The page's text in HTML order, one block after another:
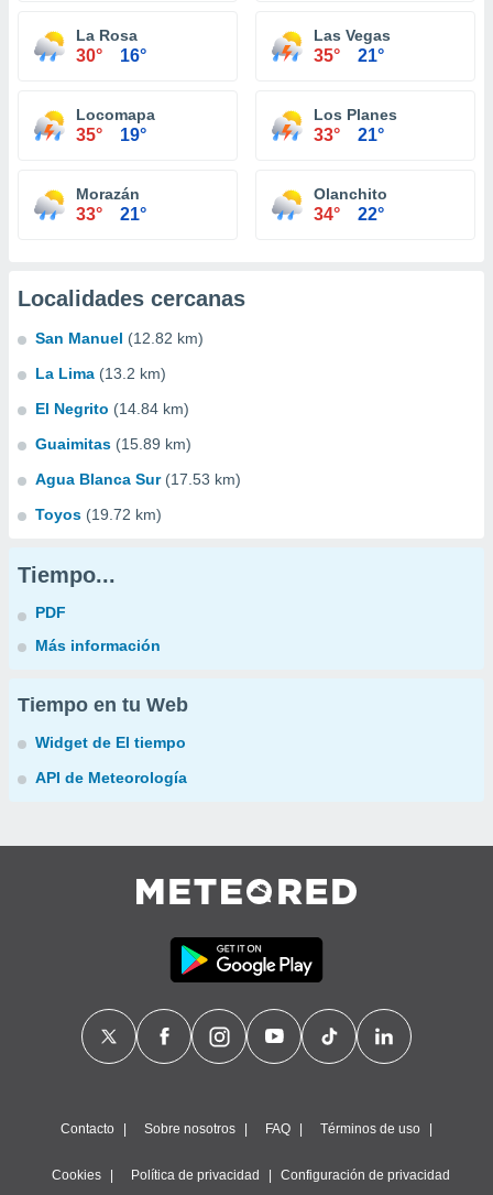
La Rosa
30° 16°
Las Vegas
35° 21°
Locomapa
35° 19°
Los Planes
33° 21°
Morazán
33° 21°
Olanchito
34° 22°
Localidades cercanas
San Manuel (12.82 km)
La Lima (13.2 km)
El Negrito (14.84 km)
Guaimitas (15.89 km)
Agua Blanca Sur (17.53 km)
Toyos (19.72 km)
Tiempo...
PDF
Más información
Tiempo en tu Web
Widget de El tiempo
API de Meteorología
Contacto Sobre nosotros FAQ Términos de uso
Cookies Política de privacidad Configuración de privacidad